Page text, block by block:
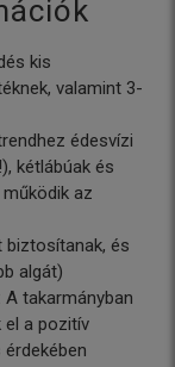
kis
valamint 3-
édesvízi
kétlábúak és
az
és
algát)
takarmányban
el a pozitív